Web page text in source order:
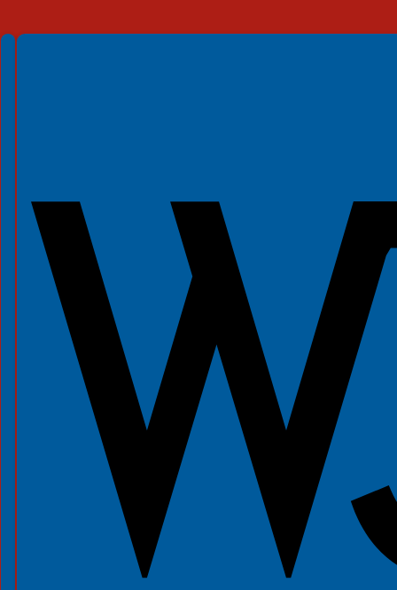
Spełniamy standardy WCAG 2.2
Spełniamy standardy W3C